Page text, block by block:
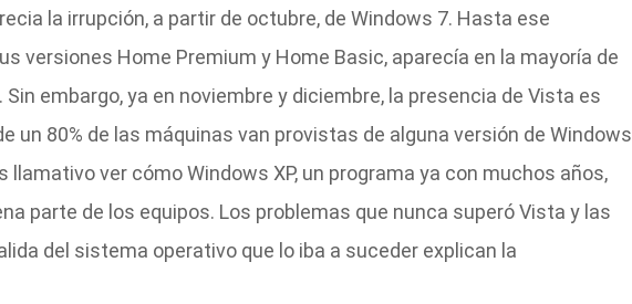
la irrupción, a partir de octubre, de Windows 7. Hasta ese
versiones Home Premium y Home Basic, aparecía en la mayoría de
embargo, ya en noviembre y diciembre, la presencia de Vista es
un 80% de las máquinas van provistas de alguna versión de Windows
llamativo ver cómo Windows XP, un programa ya con muchos años,
parte de los equipos. Los problemas que nunca superó Vista y las
del sistema operativo que lo iba a suceder explican la